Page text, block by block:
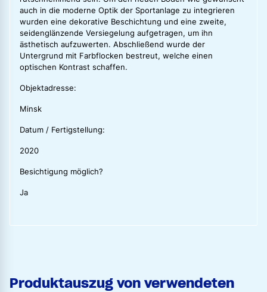
auch in die moderne Optik der Sportanlage zu integrieren
wurden eine dekorative Beschichtung und eine zweite,
seidenglänzende Versiegelung aufgetragen, um ihn
ästhetisch aufzuwerten. Abschließend wurde der
Untergrund mit Farbflocken bestreut, welche einen
optischen Kontrast schaffen.
Objektadresse:
Minsk
Datum / Fertigstellung:
2020
Besichtigung möglich?
Ja
Produktauszug von verwendeten